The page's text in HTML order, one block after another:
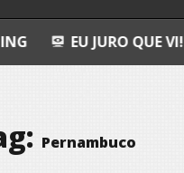
QUE VI! EPITAFIO
Pernambuco